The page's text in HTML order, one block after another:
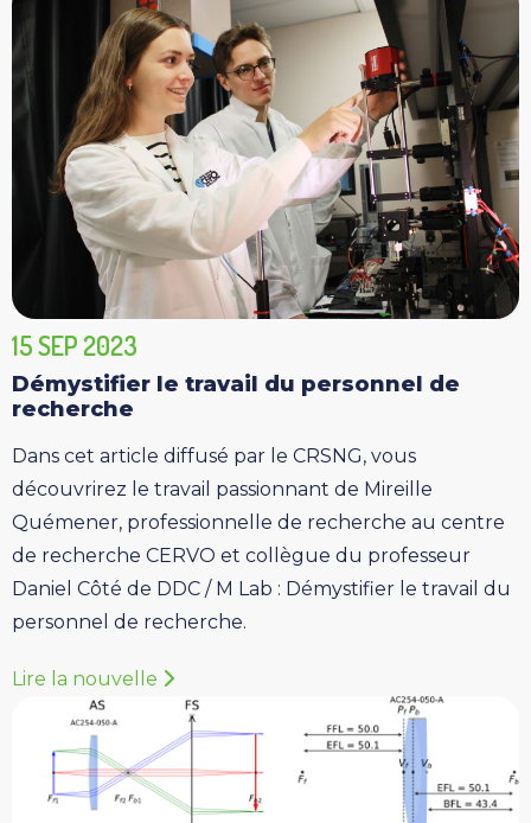
15 SEP 2023
Démystifier le travail du personnel de
recherche
Dans cet article diffusé par le CRSNG, vous
découvrirez le travail passionnant de Mireille
Quémener, professionnelle de recherche au centre
de recherche CERVO et collègue du professeur
Daniel Côté de DDC / M Lab : Démystifier le travail du
personnel de recherche.
Lire la nouvelle